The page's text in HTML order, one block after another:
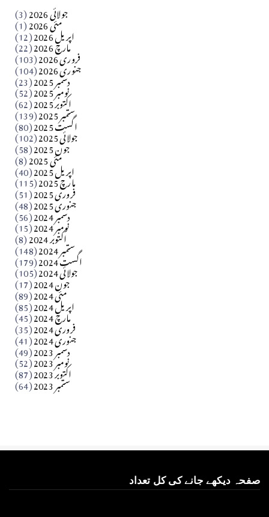
آزاد کشمیر جیسے احتجاج کی ضرورت ہے؟ از،،، ظہیرالدین
جولائی 2026 (3) مئی 2026 (1) اپریل 2026 (12) مارچ 2026 (22) فروری 2026 (103) جنوری 2026 (104) دسمبر 2025 (23) نومبر 2025 (52) اکتوبر 2025 (62) ستمبر 2025 (139) اگست 2025 (80) جولائی 2025 (102) جون 2025 (58) مئی 2025 (8) اپریل 2025 (40) مارچ 2025 (115) فروری 2025 (51) جنوری 2025 (48) دسمبر 2024 (56) نومبر 2024 (15) اکتوبر 2024 (8) ستمبر 2024 (148) اگست 2024 (179) جولائی 2024 (105) جون 2024 (17) مئی 2024 (89) اپریل 2024 (85) مارچ 2024 (45) فروری 2024 (35) جنوری 2024 (41) دسمبر 2023 (49) نومبر 2023 (52) اکتوبر 2023 (87) ستمبر 2023 (64)
صفحہ دیکھے جانے کی کل تعداد